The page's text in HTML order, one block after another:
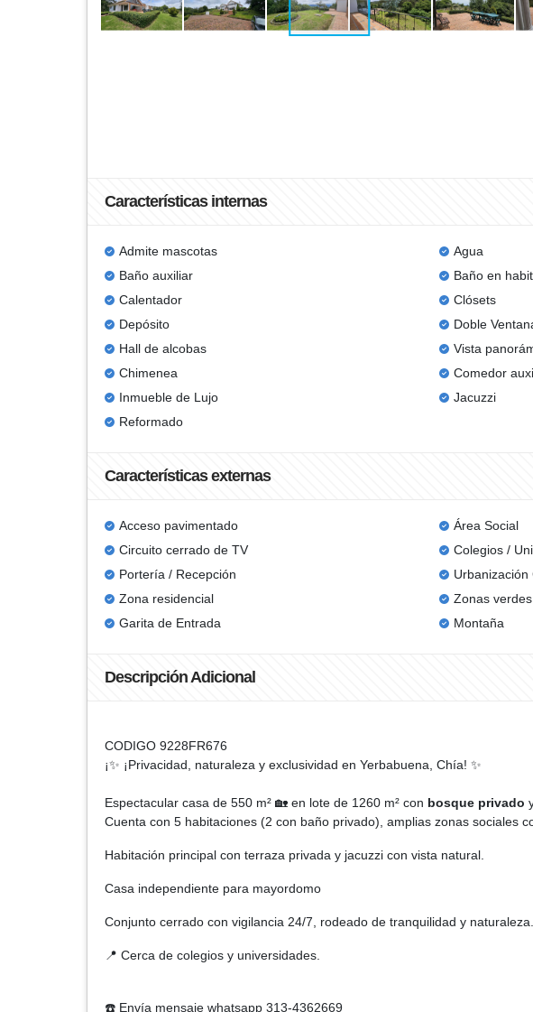
Características internas
Admite mascotas Agua
Baño auxiliar
Baño en
Calentador
Clósets
Depósito
Doble
Hall de alcobas
Vista
Chimenea
Comedor
Inmueble de Lujo
Jacuzzi
Reformado
Características externas
Acceso pavimentado Área Social
Circuito cerrado de TV
Colegios /
Portería / Recepción
Urbanización
Zona residencial
Zonas verdes
Garita de Entrada
Montaña
Descripción Adicional
CODIGO 9228FR676
¡✨ ¡Privacidad, naturaleza y exclusividad en Yerbabuena, Chía! ✨
Espectacular casa de 550 m² 🏡 en lote de 1260 m² con bosque privado
Cuenta con 5 habitaciones (2 con baño privado), amplias zonas sociales
Habitación principal con terraza privada y jacuzzi con vista natural.
Casa independiente para mayordomo
Conjunto cerrado con vigilancia 24/7, rodeado de tranquilidad y naturaleza.
📍 Cerca de colegios y universidades.
☎️ Envía mensaje whatsapp 313-4362669